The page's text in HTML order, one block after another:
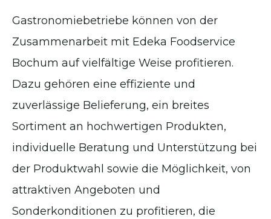
Gastronomiebetriebe können von der
Zusammenarbeit mit Edeka Foodservice
Bochum auf vielfältige Weise profitieren.
Dazu gehören eine effiziente und
zuverlässige Belieferung, ein breites
Sortiment an hochwertigen Produkten,
individuelle Beratung und Unterstützung bei
der Produktwahl sowie die Möglichkeit, von
attraktiven Angeboten und
Sonderkonditionen zu profitieren, die